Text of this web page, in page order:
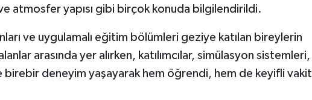
atmosfer yapısı gibi birçok konuda bilgilendirildi.
ve uygulamalı eğitim bölümleri geziye katılan bireylerin
arasında yer alırken, katılımcılar, simülasyon sistemleri,
birebir deneyim yaşayarak hem öğrendi, hem de keyifli vakit